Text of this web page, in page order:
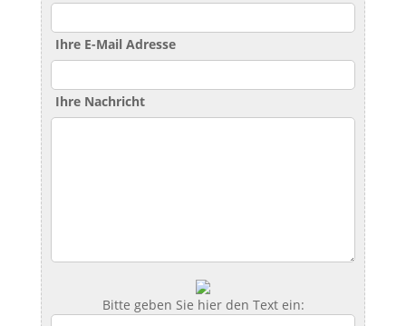
Ihre E-Mail Adresse
Ihre Nachricht
Bitte geben Sie hier den Text ein: